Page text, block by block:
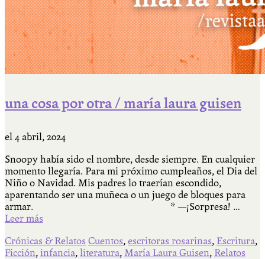
una cosa por otra / maría laura guisen
el 4 abril, 2024
Snoopy había sido el nombre, desde siempre. En cualquier
momento llegaría. Para mi próximo cumpleaños, el Dia del
Niño o Navidad. Mis padres lo traerían escondido,
aparentando ser una muñeca o un juego de bloques para
armar. * —¡Sorpresa! …
Leer más
Crónicas & Relatos Cuentos, escritoras rosarinas, Escritura,
Ficción, infancia, literatura, María Laura Guisen, Relatos